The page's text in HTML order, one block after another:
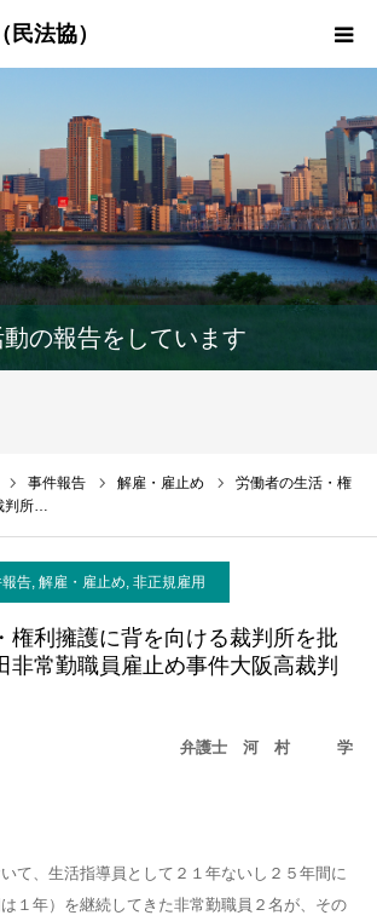
の報告をしています
事件報告 解雇・雇止め
労働者の生活・権
判所…
告, 解雇・雇止め, 非正規雇用
権利擁護に背を向ける裁判所を批
常勤職員雇止め事件大阪高裁判
弁護士 河 村 学
て、生活指導員として２１年ないし２５年間に
１年）を継続してきた非常勤職員２名が、その
意見書